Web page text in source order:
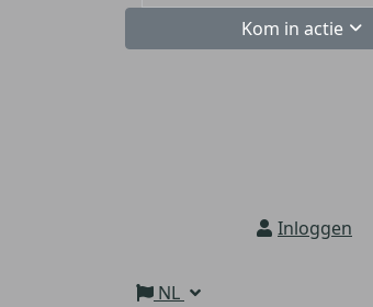
Kom in actie
Inloggen
NL